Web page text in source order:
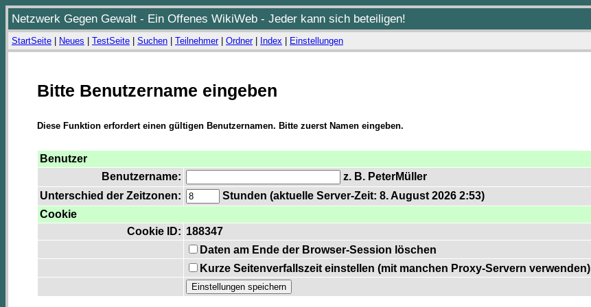
Netzwerk Gegen Gewalt - Ein Offenes WikiWeb - Jeder kann sich beteiligen!
StartSeite Neues TestSeite Suchen Teilnehmer| Ordner| Index Einstellungen
Bitte Benutzername eingeben
Diese Funktion erfordert einen gültigen Benutzernamen. Bitte zuerst Namen eingeben.
Benutzer
Benutzername:
z. B. PeterMüller
Unterschied der Zeitzonen:
Stunden (aktuelle Server-Zeit: 8. August 2026 2:53)
Cookie
Cookie ID: 188347
Daten am Ende der Browser-Session löschen
Kurze Seitenverfallszeit einstellen (mit manchen Proxy-Servern verwenden)